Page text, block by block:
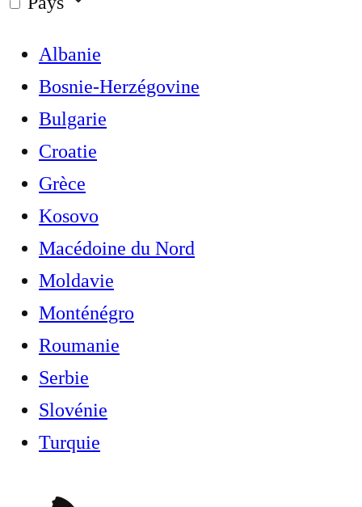
Albanie
Bosnie-Herzégovine
Bulgarie
Croatie
Grèce
Kosovo
Macédoine du Nord
Moldavie
Monténégro
Roumanie
Serbie
Slovénie
Turquie